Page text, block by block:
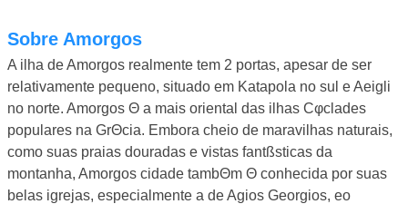
Sobre Amorgos
A ilha de Amorgos realmente tem 2 portas, apesar de ser
relativamente pequeno, situado em Katapola no sul e Aeigli
no norte. Amorgos Θ a mais oriental das ilhas Cφclades
populares na GrΘcia. Embora cheio de maravilhas naturais,
como suas praias douradas e vistas fantßsticas da
montanha, Amorgos cidade tambΘm Θ conhecida por suas
belas igrejas, especialmente a de Agios Georgios, eo